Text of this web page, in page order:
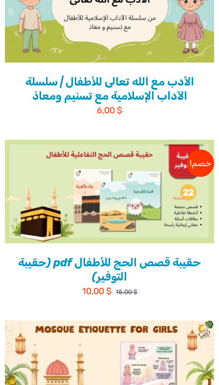
الأدب مع الله تعالى للأطفال | سلسلة
الآداب الإسلامية مع تسنيم ومعاذ
6,00$
خصم!
حقيبة قصص الحج للأطفال pdf (حقيبة
التوفير)
15,00$
السعر
هو:
15,00 $.
10,00$
السعر
هو:
10,00 $.